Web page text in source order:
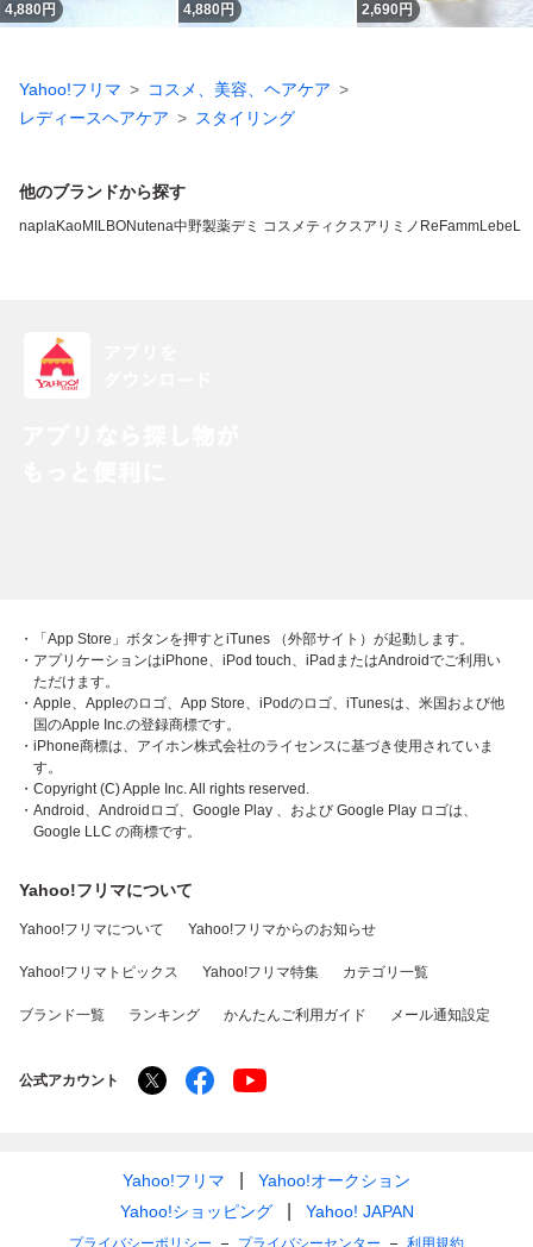
4,880円 4,880円 2,690円
Yahoo!フリマ
コスメ、美容、ヘアケア
レディースヘアケア
スタイリング
他のブランドから探す
naplaKaoMILBONutena中野製薬デミ コスメティクスアリミノ ReFammLebeL
・「App Store」ボタンを押すとiTunes （外部サイト）が起動します。
・アプリケーションはiPhone、iPod touch、iPadまたはAndroidでご利用い
ただけます。
・Apple、Appleのロゴ、App Store、iPodのロゴ、iTunesは、米国および他
国のApple Inc.の登録商標です。
・iPhone商標は、アイホン株式会社のライセンスに基づき使用されていま
す。
・Copyright (C) Apple Inc. All rights reserved.
・Android、Androidロゴ、Google Play 、および Google Play ロゴは、
Google LLC の商標です。
Yahoo!フリマについて
Yahoo!フリマについて Yahoo!フリマからのお知らせ
Yahoo!フリマトピックス Yahoo!フリマ特集 カテゴリ一覧
ブランド一覧 ランキング かんたんご利用ガイド メール通知設定
公式アカウント
Yahoo!フリマ
Yahoo!オークション
Yahoo!ショッピング
Yahoo! JAPAN